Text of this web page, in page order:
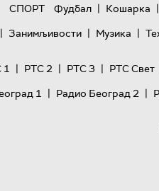
СПОРТ
Фудбал | Кошарка |
| Занимљивости | Музика |
1 | РТС 2 | РТС 3 | РТС Свет
1 | Радио Београд 2 |